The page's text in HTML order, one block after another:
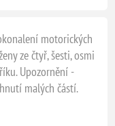
motorických
ze čtyř, šesti, osmi
Upozornění -
malých částí.